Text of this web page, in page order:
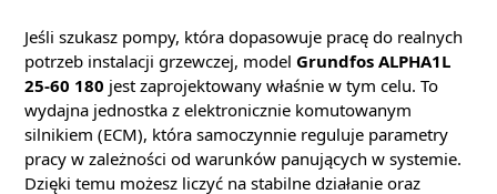
Jeśli szukasz pompy, która dopasowuje pracę do realnych
potrzeb instalacji grzewczej, model Grundfos ALPHA1L
25-60 180 jest zaprojektowany właśnie w tym celu. To
wydajna jednostka z elektronicznie komutowanym
silnikiem (ECM), która samoczynnie reguluje parametry
pracy w zależności od warunków panujących w systemie.
Dzięki temu możesz liczyć na stabilne działanie oraz